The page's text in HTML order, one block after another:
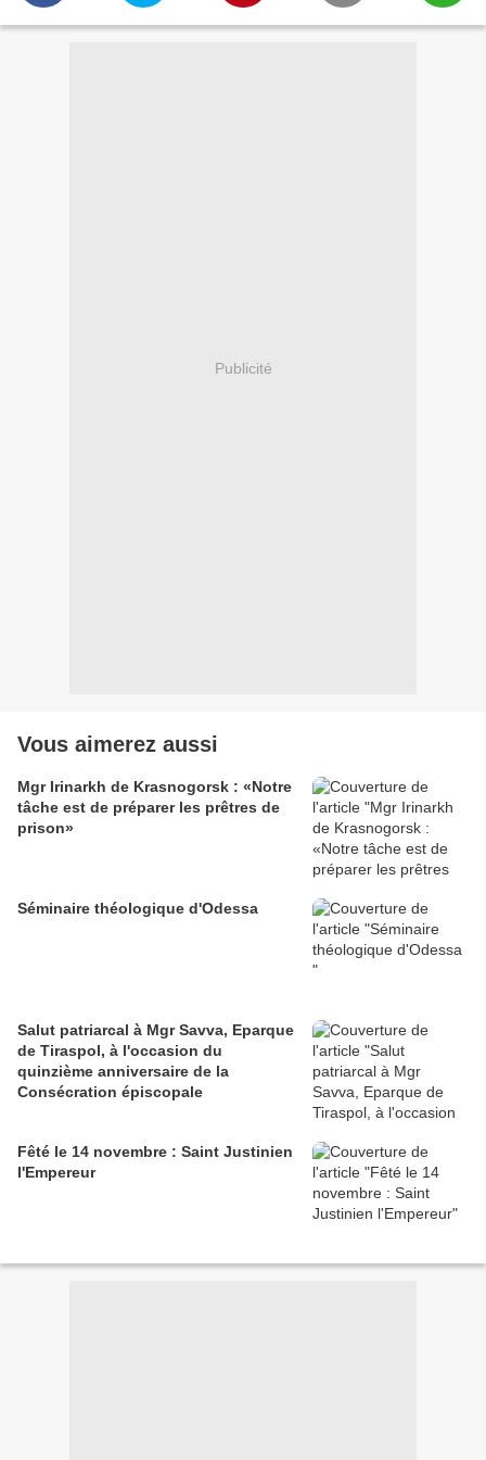
Publicité
Vous aimerez aussi
Mgr Irinarkh de Krasnogorsk : «Notre
tâche est de préparer les prêtres de
prison»
Séminaire théologique d'Odessa
Salut patriarcal à Mgr Savva, Eparque
de Tiraspol, à l'occasion du
quinzième anniversaire de la
Consécration épiscopale
Fêté le 14 novembre : Saint Justinien
l'Empereur